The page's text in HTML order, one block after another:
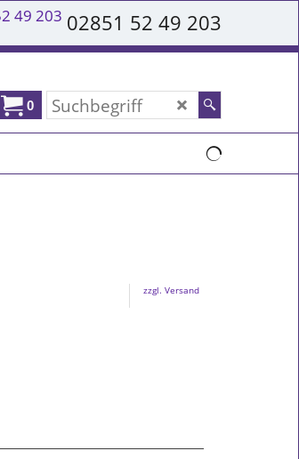
02851 52 49 203
0
zzgl. Versand